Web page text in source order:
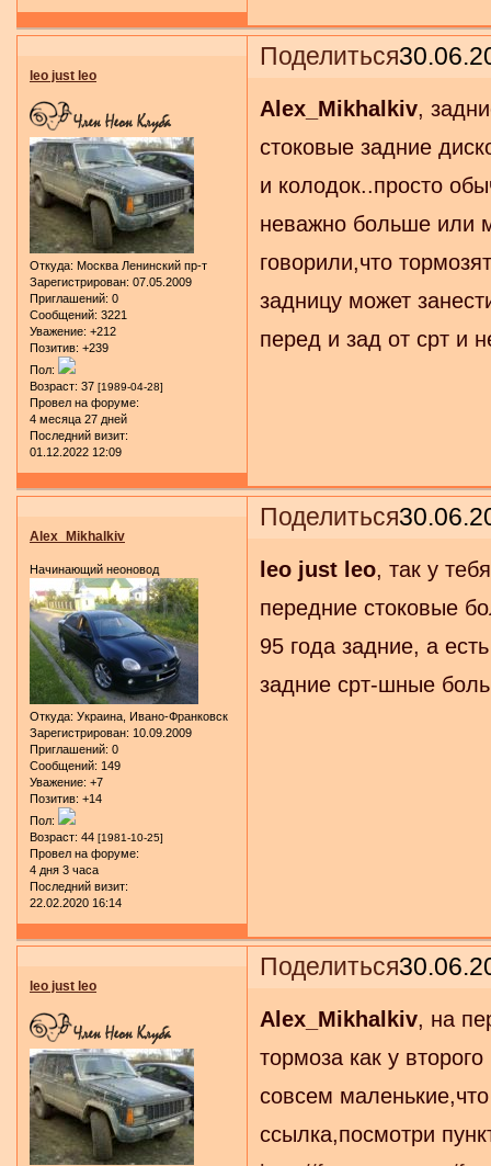
Поделиться
leo just leo
Откуда: Москва Ленинский пр-т
Зарегистрирован: 07.05.2009
Приглашений: 0
Сообщений: 3221
Уважение: +212
Позитив: +239
Пол:
Возраст: 37 [1989-04-28]
Провел на форуме:
4 месяца 27 дней
Последний визит:
01.12.2022 12:09
Alex_Mikhalkiv,
стоковые задние
и колодок..просто
неважно больше или
говорили,что
задницу может
перед и зад от срт и
Поделиться
Alex_Mikhalkiv
Начинающий неоновод
Откуда: Украина, Ивано-Франковск
Зарегистрирован: 10.09.2009
Приглашений: 0
Сообщений: 149
Уважение: +7
Позитив: +14
Пол:
Возраст: 44 [1981-10-25]
Провел на форуме:
4 дня 3 часа
Последний визит:
22.02.2020 16:14
leo just leo, так у
передние стоковые
95 года задние, а
задние срт-шные
Поделиться
leo just leo
Alex_Mikhalkiv, на
тормоза как у
совсем
ссылка,посмотри